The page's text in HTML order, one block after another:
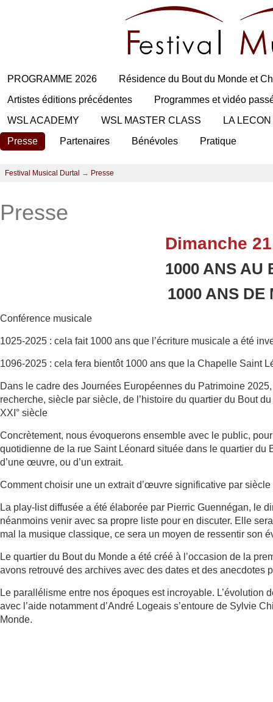
PROGRAMME 2026
Résidence du Bout du Monde et
Artistes éditions précédentes
Programmes et vidéo
WSL ACADEMY
WSL MASTER CLASS
LA
Presse
Partenaires Bénévoles Pratique
Festival Musical Durtal → Presse
Presse
Dimanche
1000 ANS AU
1000 ANS DE
Conférence musicale
1025-2025 : cela fait 1000 ans que l’écriture musicale a été
1096-2025 : cela fera bientôt 1000 ans que la Chapelle Saint
Dans le cadre des Journées Européennes du Patrimoine
recherche, siècle par siècle, de l’histoire du quartier du Bout
XXI° siècle
Concrètement, nous évoquerons ensemble avec le public,
quotidienne de la rue Saint Léonard située dans le quartier du
d’une œuvre, ou d’un extrait.
Comment choisir une un extrait d’œuvre significative par
La play-list diffusée a été élaborée par Pierric Guennégan, le
néanmoins venir avec sa propre liste pour en discuter. Elle
mal la musique classique, ce sera un moyen de ressentir son
Le quartier du Bout du Monde a été créé à l’occasion de la
avons retrouvé des archives avec des dates et des anecdotes
Le parallélisme entre nos époques est incroyable.
avec l’aide notamment d’André Logeais s’entoure de Sylvie
Monde.